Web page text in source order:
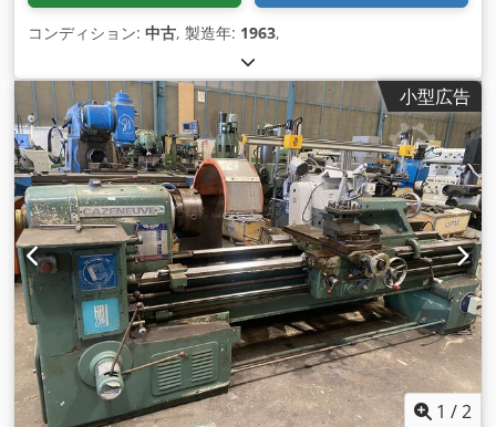
コンディション: 中古, 製造年: 1963,
小型広告
1 /2